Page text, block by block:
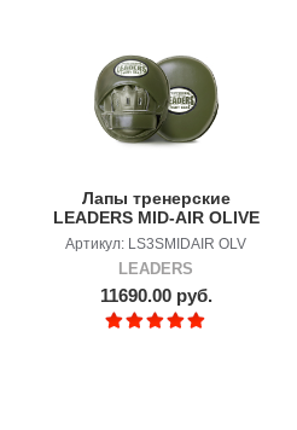
Лапы тренерские
LEADERS MID-AIR OLIVE
Артикул: LS3SMIDAIR OLV
LEADERS
11690.00 руб.